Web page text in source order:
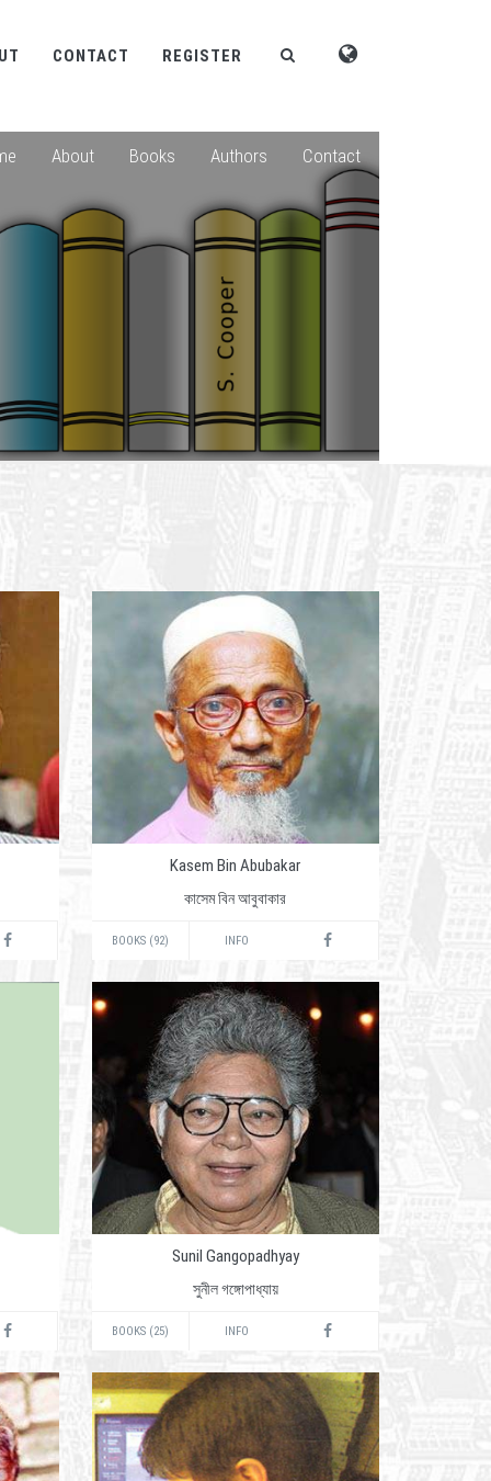
CONTACT REGISTER
About Books Authors Contact
Kasem Bin Abubakar
কাসেম বিন আবুবাকার
BOOKS (92) INFO
Sunil Gangopadhyay
সুনীল গঙ্গোপাধ্যায়
BOOKS (25) INFO